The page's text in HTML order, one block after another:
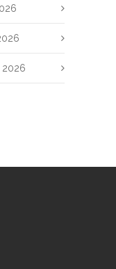
2026